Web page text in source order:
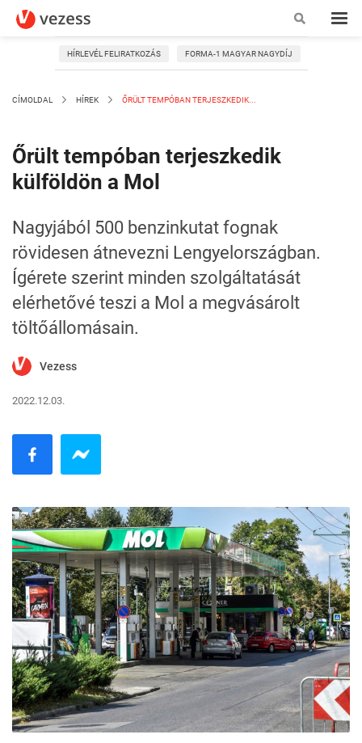
HÍRLEVÉL FELIRATKOZÁS FORMA-1 MAGYAR NAGYDÍJ
CÍMOLDAL HÍREK ŐRÜLT TEMPÓBAN TERJESZKEDIK...
Őrült tempóban terjeszkedik
külföldön a Mol
Nagyjából 500 benzinkutat fognak
rövidesen átnevezni Lengyelországban.
Ígérete szerint minden szolgáltatását
elérhetővé teszi a Mol a megvásárolt
töltőállomásain.
Vezess
2022.12.03.